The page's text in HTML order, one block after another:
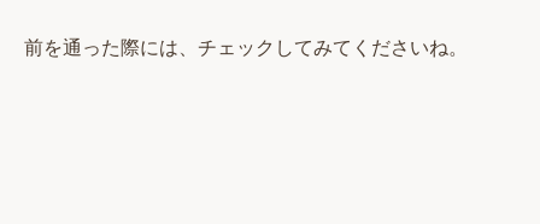
前を通った際には、チェックしてみてくださいね。